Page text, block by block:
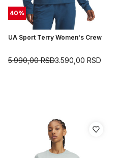
40%
UA Sport Terry Women's Crew
3.590,00 RSD
5.990,00RSD